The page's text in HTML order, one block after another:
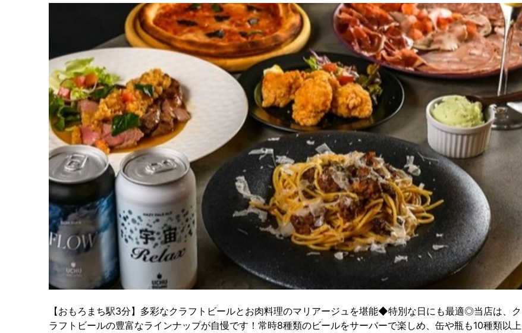
【おもろまち駅3分】多彩なクラフトビールとお肉料理のマリアージュを堪能◆特別な日にも最適◎当店は、ク
ラフトビールの豊富なラインナップが自慢です！常時8種類のビールをサーバーで楽しめ、缶や瓶も10種類以上